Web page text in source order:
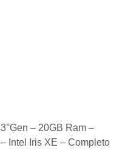
– 20GB Ram –
Intel Iris XE – Completo